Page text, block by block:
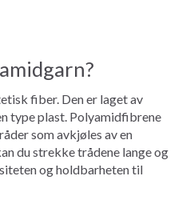
fiber. Den er laget av
type plast. Polyamidfibrene
som avkjøles av en
du strekke trådene lange og
og holdbarheten til